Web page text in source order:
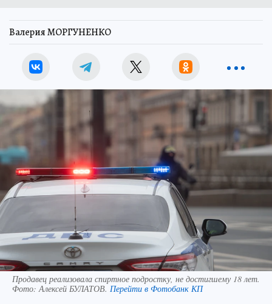
Валерия МОРГУНЕНКО
Продавец реализовала спиртное подростку, не достигшему 18 лет.
Фото:Алексей БУЛАТОВ. Перейти в Фотобанк КП